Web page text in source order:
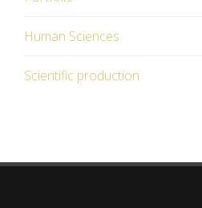
Human Sciences
Scientific production